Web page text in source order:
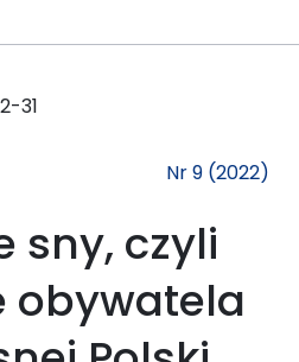
31
Nr 9 (2022)
sny, czyli
obywatela